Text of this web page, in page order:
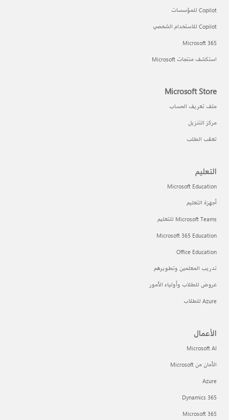
Copilot للمؤسسات
Copilot للاستخدام الشخصي
Microsoft 365
استكشف منتجات Microsoft
Microsoft Store
ملف تعريف الحساب
مركز التنزيل
تعقب الطلب
التعليم
Microsoft Education
أجهزة التعليم
Microsoft Teams للتعليم
Microsoft 365 Education
Office Education
تدريب المعلمين وتطويرهم
عروض للطلاب وأولياء الأمور
Azure للطلاب
الأعمال
Microsoft AI
الأمان من Microsoft
Azure
Dynamics 365
Microsoft 365